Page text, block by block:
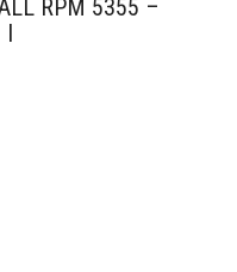
RPM 5355 –
I